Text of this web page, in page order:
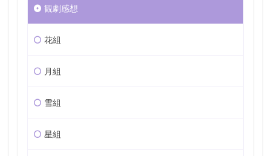
観劇感想
花組
月組
雪組
星組